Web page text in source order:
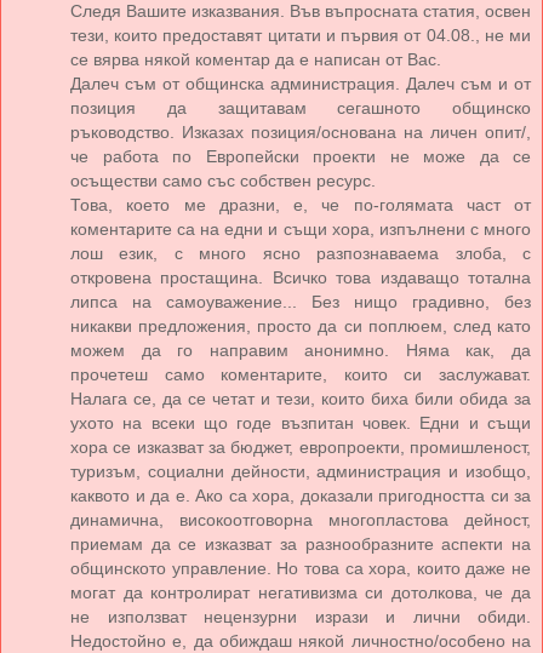
Следя Вашите изказвания. Във въпросната статия, освен
тези, които предоставят цитати и първия от 04.08., не ми
се вярва някой коментар да е написан от Вас.
Далеч съм от общинска администрация. Далеч съм и от
позиция да защитавам сегашното общинско
ръководство. Изказах позиция/основана на личен опит/,
че работа по Европейски проекти не може да се
осъществи само със собствен ресурс.
Това, което ме дразни, е, че по-голямата част от
коментарите са на едни и същи хора, изпълнени с много
лош език, с много ясно разпознаваема злоба, с
откровена простащина. Всичко това издаващо тотална
липса на самоуважение... Без нищо градивно, без
никакви предложения, просто да си поплюем, след като
можем да го направим анонимно. Няма как, да
прочетеш само коментарите, които си заслужават.
Налага се, да се четат и тези, които биха били обида за
ухото на всеки що годе възпитан човек. Едни и същи
хора се изказват за бюджет, европроекти, промишленост,
туризъм, социални дейности, администрация и изобщо,
каквото и да е. Ако са хора, доказали пригодността си за
динамична, високоотговорна многопластова дейност,
приемам да се изказват за разнообразните аспекти на
общинското управление. Но това са хора, които даже не
могат да контролират негативизма си дотолкова, че да
не използват нецензурни изрази и лични обиди.
Недостойно е, да обиждаш някой личностно/особено на